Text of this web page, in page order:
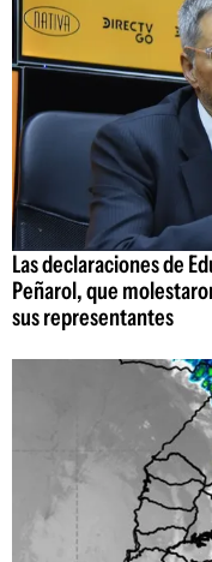
Las declaraciones de
Peñarol, que
sus representantes